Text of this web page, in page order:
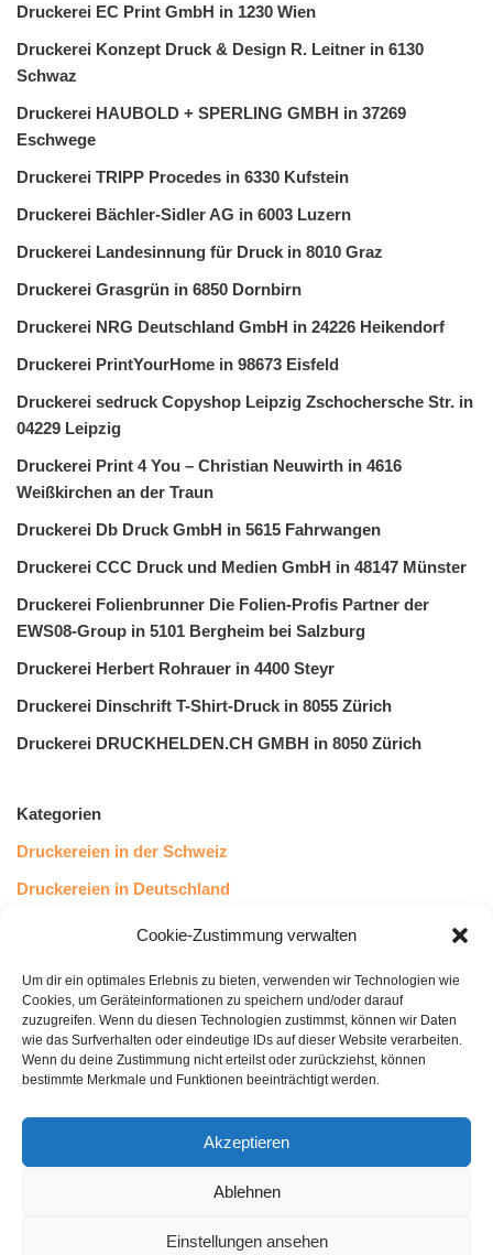
Cookie-Zustimmung verwalten
Um dir ein optimales Erlebnis zu bieten, verwenden wir Technologien wie
Cookies, um Geräteinformationen zu speichern und/oder darauf
zuzugreifen. Wenn du diesen Technologien zustimmst, können wir Daten
wie das Surfverhalten oder eindeutige IDs auf dieser Website verarbeiten.
Wenn du deine Zustimmung nicht erteilst oder zurückziehst, können
bestimmte Merkmale und Funktionen beeinträchtigt werden.
Akzeptieren
Ablehnen
Einstellungen ansehen
Druckerei EC Print GmbH in 1230 Wien
Druckerei Konzept Druck & Design R. Leitner in 6130
Schwaz
Druckerei HAUBOLD + SPERLING GMBH in 37269
Eschwege
Druckerei TRIPP Procedes in 6330 Kufstein
Druckerei Bächler-Sidler AG in 6003 Luzern
Druckerei Landesinnung für Druck in 8010 Graz
Druckerei Grasgrün in 6850 Dornbirn
Druckerei NRG Deutschland GmbH in 24226 Heikendorf
Druckerei PrintYourHome in 98673 Eisfeld
Druckerei sedruck Copyshop Leipzig Zschochersche Str. in
04229 Leipzig
Druckerei Print 4 You – Christian Neuwirth in 4616
Weißkirchen an der Traun
Druckerei Db Druck GmbH in 5615 Fahrwangen
Druckerei CCC Druck und Medien GmbH in 48147 Münster
Druckerei Folienbrunner Die Folien-Profis Partner der
EWS08-Group in 5101 Bergheim bei Salzburg
Druckerei Herbert Rohrauer in 4400 Steyr
Druckerei Dinschrift T-Shirt-Druck in 8055 Zürich
Druckerei DRUCKHELDEN.CH GMBH in 8050 Zürich
Kategorien
Druckereien in der Schweiz
Druckereien in Deutschland
Druckereien in Österreich
Kundenstimmen
43Leserstimmen